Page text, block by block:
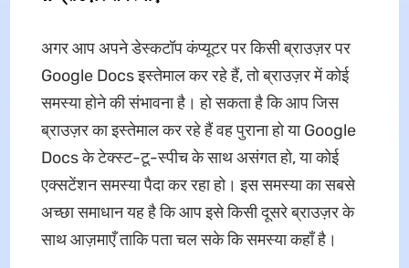
अगर आप अपने डेस्कटॉप कंप्यूटर पर किसी ब्राउज़र पर
Google Docs इस्तेमाल कर रहे हैं, तो ब्राउज़र में कोई
समस्या होने की संभावना है। हो सकता है कि आप जिस
ब्राउज़र का इस्तेमाल कर रहे हैं वह पुराना हो या Google
Docs के टेक्स्ट-टू-स्पीच के साथ असंगत हो, या कोई
एक्सटेंशन समस्या पैदा कर रहा हो। इस समस्या का सबसे
अच्छा समाधान यह है कि आप इसे किसी दूसरे ब्राउज़र के
साथ आज़माएँ ताकि पता चल सके कि समस्या कहाँ है।